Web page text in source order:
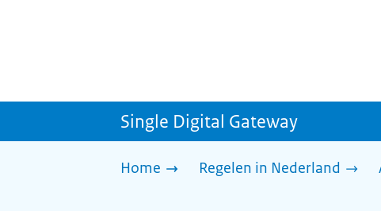
Single Digital Gateway
Home Regelen in Nederland